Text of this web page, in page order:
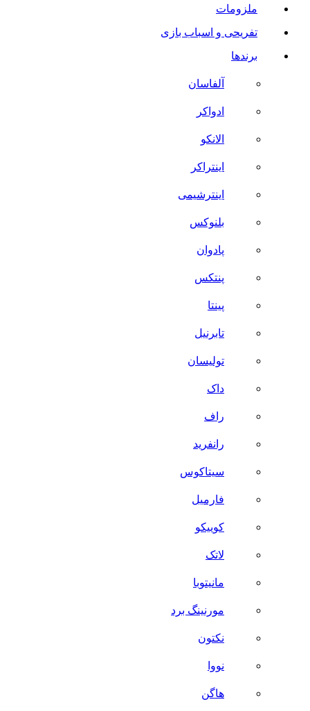
ملزومات
تفریحی و اسباب بازی
برندها
آلفاسان
ادواکر
الانکو
اینتراکر
اینترشیمی
بلنوکس
پادوان
پنتکس
پینتا
تابرنیل
تولیسان
داک
راف
رانفرید
سیتاکوس
فارمیل
کوییکو
لاتک
مانیتوبا
مورنینگ برد
نکتون
نووا
هاگن